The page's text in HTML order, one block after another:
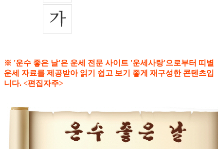
※ '운수 좋은 날'은 운세 전문 사이트 '운세사랑'으로부터 띠별
운세 자료를 제공받아 읽기 쉽고 보기 좋게 재구성한 콘텐츠입
니다. <편집자주>